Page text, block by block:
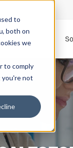
to
both on
we
to comply
you're not